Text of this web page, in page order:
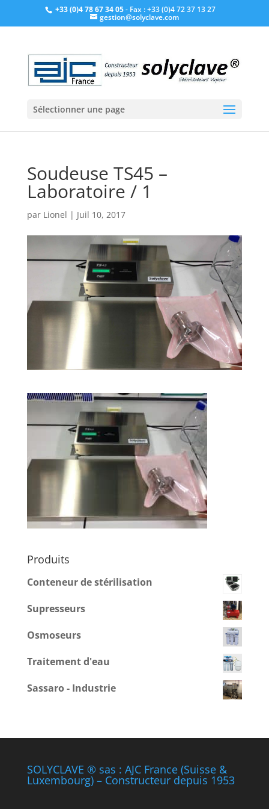
+33 (0)4 78 67 34 05- Fax : +33 (0)4 72 37 13 27
gestion@solyclave.com
Sélectionner une page
Soudeuse TS45 –
Laboratoire / 1
par Lionel | Juil 10, 2017
Produits
Conteneur de stérilisation
Supresseurs
Osmoseurs
Traitement d'eau
Sassaro - Industrie
SOLYCLAVE ® sas : AJC France (Suisse &
Luxembourg) – Constructeur depuis 1953